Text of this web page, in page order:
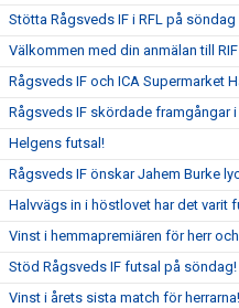
Stötta Rågsveds IF i RFL på
Välkommen med din anmälan till
Rågsveds IF och ICA Supermarket
Rågsveds IF skördade framgångar
Helgens futsal!
Rågsveds IF önskar Jahem Burke
Halvvägs in i höstlovet har det varit
Vinst i hemmapremiären för herr
Stöd Rågsveds IF futsal på söndag!
Vinst i årets sista match för herrarna!